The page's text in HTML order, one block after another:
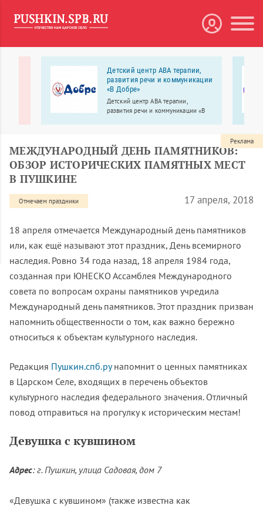
Детский центр АВА терапии,
развития речи и коммуникации
«В Добре»
Детский центр АВА терапии,
развития речи и коммуникации «В
братьев, сестер, друзей.
МЕЖДУНАРОДНЫЙ ДЕНЬ ПАМЯТНИКОВ:
ОБЗОР ИСТОРИЧЕСКИХ ПАМЯТНЫХ МЕСТ
В ПУШКИНЕ
Отмечаем праздники 17 апреля, 2018
18 апреля отмечается Международный день памятников
или, как ещё называют этот праздник, День всемирного
наследия. Ровно 34 года назад, 18 апреля 1984 года,
созданная при ЮНЕСКО Ассамблея Международного
совета по вопросам охраны памятников учредила
Международный день памятников. Этот праздник призван
напомнить общественности о том, как важно бережно
относиться к объектам культурного наследия.
Редакция Пушкин.спб.рунапомнит о ценных памятниках
в Царском Селе, входящих в перечень объектов
культурного наследия федерального значения. Отличный
повод отправиться на прогулку к историческим местам!
Девушка с кувшином
Адрес: г. Пушкин, улица Садовая, дом 7
«Девушка с кувшином» (также известна как
Реклама